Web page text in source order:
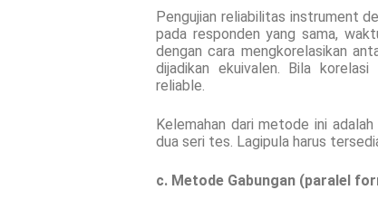
Pengujian reliabilitas instrument
pada responden yang sama,
dengan cara mengkorelasikan
dijadikan ekuivalen. Bila
reliable.
Kelemahan dari metode ini
dua seri tes. Lagipula harus
c. Metode Gabungan (paralel